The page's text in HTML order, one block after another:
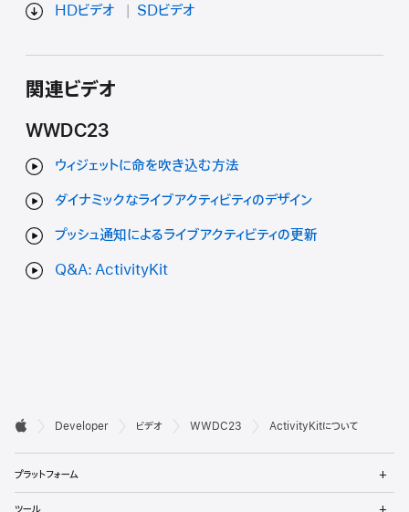
HDビデオ
SDビデオ
関連ビデオ
WWDC23
ウィジェットに命を吹き込む方法
ダイナミックなライブアクティビティのデザイン
プッシュ通知によるライブアクティビティの更新
Q&A: ActivityKit
デ
ベ
ロ

Developer ビデオ WWDC23 ActivityKitについて
プラットフォーム
ュ